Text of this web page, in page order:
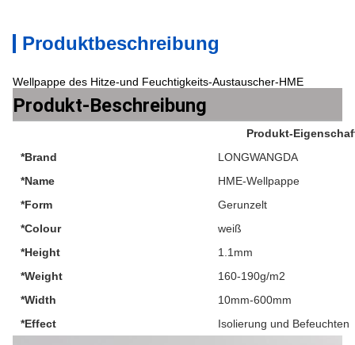
Produktbeschreibung
Wellpappe des Hitze-und Feuchtigkeits-Austauscher-HME
Produkt-Beschreibung
Produkt-
*Brand
LONGWANGDA
*Name
HME-Wellpappe
*Form
Gerunzelt
*Colour
weiß
*Height
1.1mm
*Weight
160-190g/m2
*Width
10mm-600mm
*Effect
Isolierung und Befeuchten